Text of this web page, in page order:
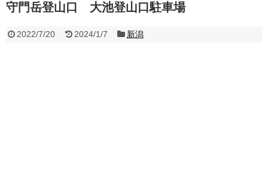
守門岳登山口 大池登山口駐車場
2022/7/20 2024/1/7 新潟